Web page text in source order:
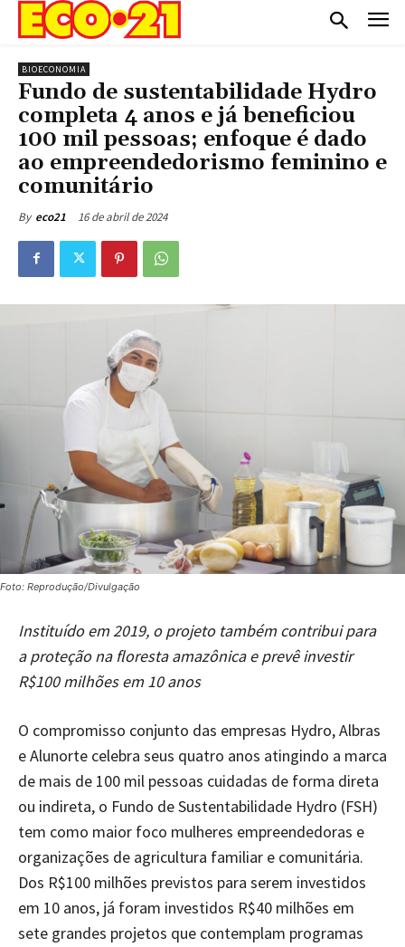
BIOECONOMIA
Fundo de sustentabilidade Hydro
completa 4 anos e já beneficiou
100 mil pessoas; enfoque é dado
ao empreendedorismo feminino e
comunitário
By eco21 16 de abril de 2024
Foto: Reprodução/Divulgação
Instituído em 2019, o projeto também contribui para
a proteção na floresta amazônica e prevê investir
R$100 milhões em 10 anos
O compromisso conjunto das empresas Hydro, Albras
e Alunorte celebra seus quatro anos atingindo a marca
de mais de 100 mil pessoas cuidadas de forma direta
ou indireta, o Fundo de Sustentabilidade Hydro (FSH)
tem como maior foco mulheres empreendedoras e
organizações de agricultura familiar e comunitária.
Dos R$100 milhões previstos para serem investidos
em 10 anos, já foram investidos R$40 milhões em
sete grandes projetos que contemplam programas